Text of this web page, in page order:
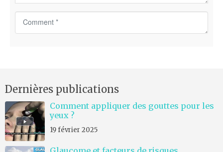
t
*
Dernières publications
Comment appliquer des gouttes pour les
yeux ?
19 février 2025